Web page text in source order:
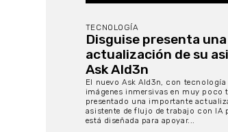
TECNOLOGÍA
Disguise presenta
actualización de su
Ask AId3n
El nuevo Ask AId3n, con
imágenes inmersivas en muy poco
presentado una importante
asistente de flujo de trabajo con IA
está diseñada para apoyar...